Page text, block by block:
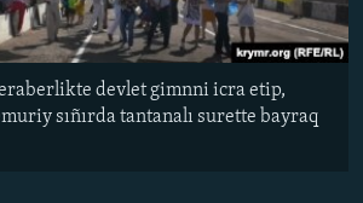
devlet gimnni icra etip,
sıñırda tantanalı surette bayraq